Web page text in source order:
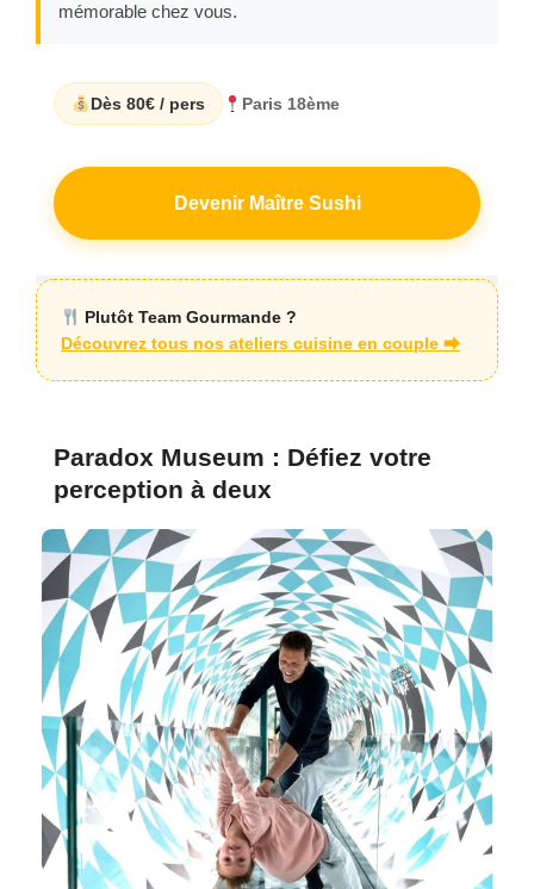
mémorable chez vous.
Dès 80€ / pers Paris 18ème
Devenir Maître Sushi
Plutôt Team Gourmande ?
Découvrez tous nos ateliers cuisine en couple ⮕
Paradox Museum : Défiez votre
perception à deux